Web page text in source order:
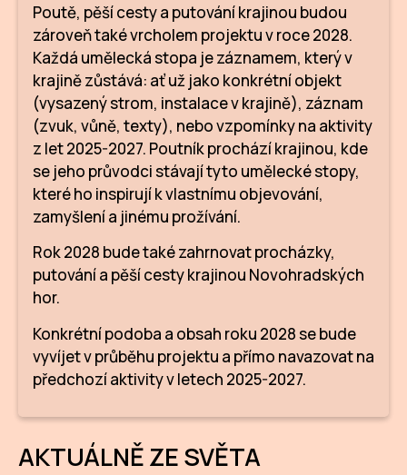
Poutě, pěší cesty a putování krajinou budou
zároveň také vrcholem projektu v roce 2028.
Každá umělecká stopa je záznamem, který v
krajině zůstává: ať už jako konkrétní objekt
(vysazený strom, instalace v krajině), záznam
(zvuk, vůně, texty), nebo vzpomínky na aktivity
z let 2025-2027. Poutník prochází krajinou, kde
se jeho průvodci stávají tyto umělecké stopy,
které ho inspirují k vlastnímu objevování,
zamyšlení a jinému prožívání.
Rok 2028 bude také zahrnovat procházky,
putování a pěší cesty krajinou Novohradských
hor.
Konkrétní podoba a obsah roku 2028 se bude
vyvíjet v průběhu projektu a přímo navazovat na
předchozí aktivity v letech 2025-2027.
AKTUÁLNĚ ZE SVĚTA